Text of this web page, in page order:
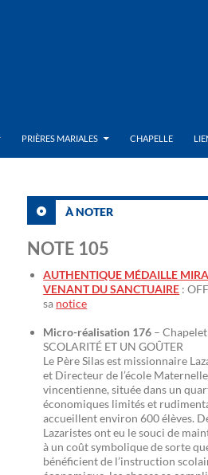
PRIÈRES MARIALES CHAPELLE
À NOTER
NOTE 105
AUTHENTIQUE MÉDAILLE
VENANT DU SANCTUAIRE :
sa notice
Micro-réalisation 176 –
SCOLARITÉ ET UN GOÛTER
Le Père Silas est missionnaire
et Directeur de l’école
vincentienne, située dans un
économiques limités et
accueillent environ 600 élèves.
Lazaristes ont eu le souci de
à un coût symbolique de sorte
bénéficient de l’instruction